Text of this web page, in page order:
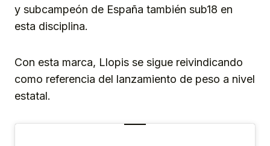
y subcampeón de España también sub18 en
esta disciplina.
Con esta marca, Llopis se sigue reivindicando
como referencia del lanzamiento de peso a nivel
estatal.